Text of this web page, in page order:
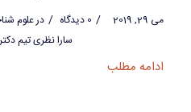
می 29, 2019 / 0 دیدگاه / درعلوم
سارا نظری تیم
ادامه مطلب